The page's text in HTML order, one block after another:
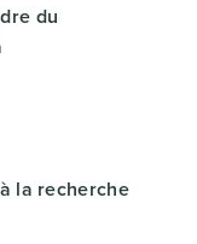
du
la recherche